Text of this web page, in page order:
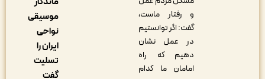
و رفتار ماست،
گفت: اگر توانستیم
در عمل نشان
دهیم که راه
امامان ما کدام
موسیقی